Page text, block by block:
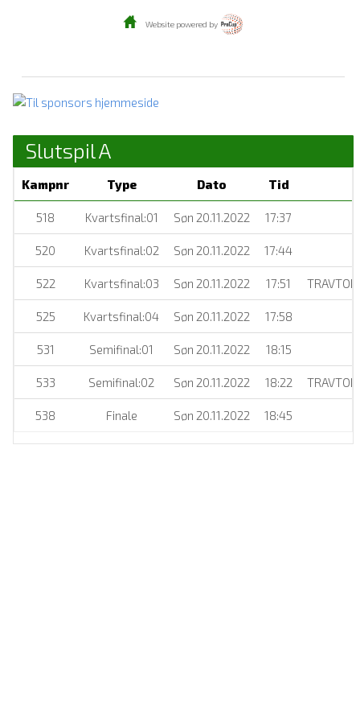
Website powered by
Slutspil A
Kampnr Type Dato Tid
518 Kvartsfinal:01 Søn 20.11.2022 17:37
520 Kvartsfinal:02 Søn 20.11.2022 17:44
522 Kvartsfinal:03 Søn 20.11.2022 17:51
525 Kvartsfinal:04 Søn 20.11.2022 17:58
531 Semifinal:01 Søn 20.11.2022 18:15
533 Semifinal:02 Søn 20.11.2022 18:22
538 Finale Søn 20.11.2022 18:45